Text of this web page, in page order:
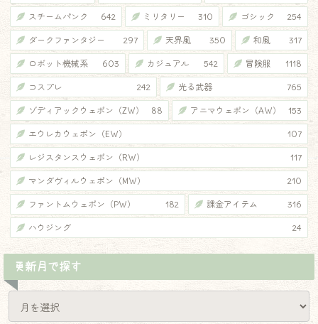
スチームパンク 642 ミリタリー 310 ゴシック 254
ダークファンタジー 297 天界風 350 和風 317
ロボット機械系 603 カジュアル 542 冒険服 1118
コスプレ 242 光る武器 765
ゾディアックウェポン（ZW） 88 アニマウェポン（AW） 153
エウレカウェポン（EW） 107
レジスタンスウェポン（RW） 117
マンダヴィルウェポン（MW） 210
ファントムウェポン（PW） 182 課金アイテム 316
ハウジング 24
更新月で探す